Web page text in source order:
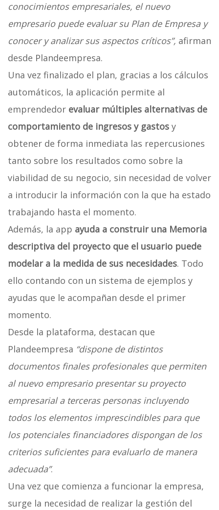
conocimientos empresariales, el nuevo
empresario puede evaluar su Plan de Empresa y
conocer y analizar sus aspectos críticos”, afirman
desde Plandeempresa.
Una vez finalizado el plan, gracias a los cálculos
automáticos, la aplicación permite al
emprendedor evaluar múltiples alternativas de
comportamiento de ingresos y gastosy
obtener de forma inmediata las repercusiones
tanto sobre los resultados como sobre la
viabilidad de su negocio, sin necesidad de volver
a introducir la información con la que ha estado
trabajando hasta el momento.
Además, la app ayuda a construir una Memoria
descriptiva del proyectoque el usuario puede
modelar a la medida de sus necesidades. Todo
ello contando con un sistema de ejemplos y
ayudas que le acompañan desde el primer
momento.
Desde la plataforma, destacan que
Plandeempresa “dispone de distintos
documentos finales profesionales que permiten
al nuevo empresario presentar su proyecto
empresarial a terceras personas incluyendo
todos los elementos imprescindibles para que
los potenciales financiadores dispongan de los
criterios suficientes para evaluarlo de manera
adecuada”.
Una vez que comienza a funcionar la empresa,
surge la necesidad de realizar la gestión del